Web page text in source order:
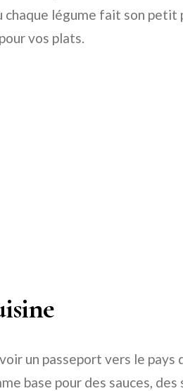
chaque légume fait son petit
vos plats.
un passeport vers le pays
base pour des sauces, des